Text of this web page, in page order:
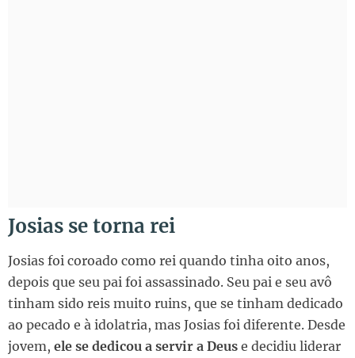
Josias se torna rei
Josias foi coroado como rei quando tinha oito anos,
depois que seu pai foi assassinado. Seu pai e seu avô
tinham sido reis muito ruins, que se tinham dedicado
ao pecado e à idolatria, mas Josias foi diferente. Desde
jovem, ele se dedicou a servir a Deus e decidiu liderar